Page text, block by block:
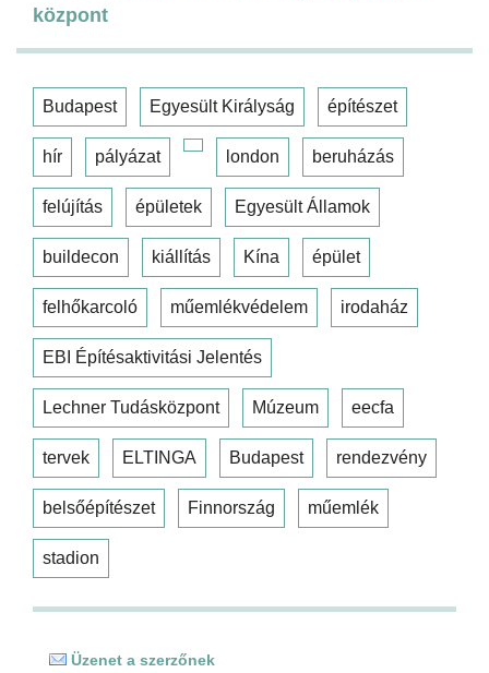
központ
Budapest Egyesült Királyság építészet
hír pályázat london beruházás
felújítás épületek Egyesült Államok
buildecon kiállítás Kína épület
felhőkarcoló műemlékvédelem irodaház
EBI Építésaktivitási Jelentés
Lechner Tudásközpont Múzeum eecfa
tervek ELTINGA Budapest rendezvény
belsőépítészet Finnország műemlék
stadion
Üzenet a szerzőnek